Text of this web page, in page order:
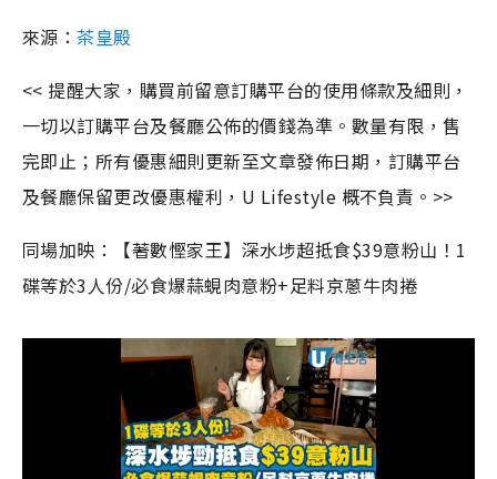
來源：茶皇殿
<< 提醒大家，購買前留意訂購平台的使用條款及細則，
一切以訂購平台及餐廳公佈的價錢為準。數量有限，售
完即止；所有優惠細則更新至文章發佈日期，訂購平台
及餐廳保留更改優惠權利，U Lifestyle 概不負責。>>
同場加映：【著數慳家王】深水埗超抵食$39意粉山！1
碟等於3人份/必食爆蒜蜆肉意粉+足料京蔥牛肉捲